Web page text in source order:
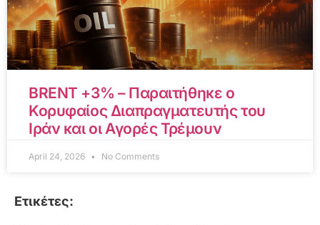
BRENT +3% – Παραιτήθηκε ο
Κορυφαίος Διαπραγματευτής του
Ιράν και οι Αγορές Τρέμουν
April 24, 2026 No Comments
Ετικέτες: